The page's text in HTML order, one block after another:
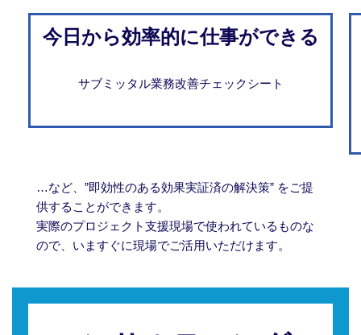
今日から効率的に仕事ができる
サブミッタル業務改善チェックシート
…など、”即効性のある効果実証済の解決策” をご提
供することができます。
実際のプロジェクト支援現場で使われているものな
ので、いますぐに現場でご活用いただけます。